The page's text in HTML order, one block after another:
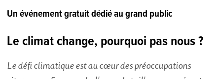
Un événement gratuit dédié au grand public
Le climat change, pourquoi pas nous ?
Le défi climatique est au cœur des préoccupations